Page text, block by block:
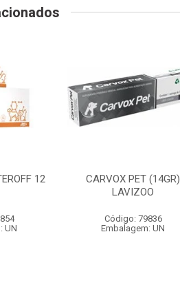
12
UN
CARVOX PET (14GR)
LAVIZOO
Código: 79836
Embalagem: UN